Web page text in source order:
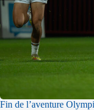
Fin de l’aventure